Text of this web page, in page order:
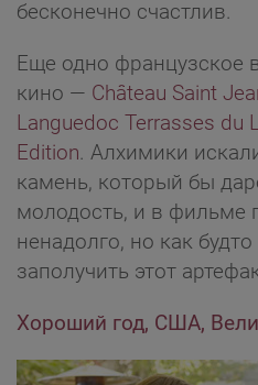
бесконечно счастлив.
Еще одно французское
кино — Château Saint
Languedoc Terrasses du
Edition. Алхимики
камень, который бы
молодость, и в фильме
ненадолго, но как будто
заполучить этот
Хороший год, США,